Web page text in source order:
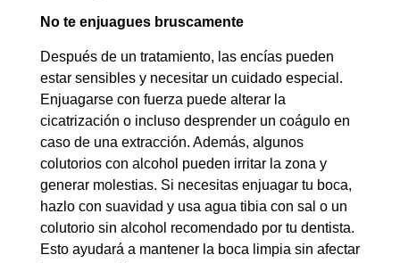
No te enjuagues bruscamente
Después de un tratamiento, las encías pueden
estar sensibles y necesitar un cuidado especial.
Enjuagarse con fuerza puede alterar la
cicatrización o incluso desprender un coágulo en
caso de una extracción. Además, algunos
colutorios con alcohol pueden irritar la zona y
generar molestias. Si necesitas enjuagar tu boca,
hazlo con suavidad y usa agua tibia con sal o un
colutorio sin alcohol recomendado por tu dentista.
Esto ayudará a mantener la boca limpia sin afectar